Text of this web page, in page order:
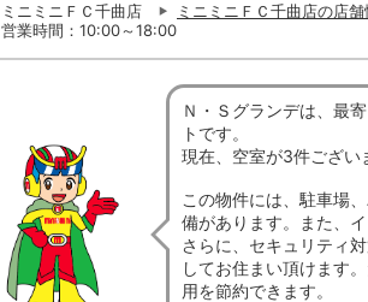
ミニミニＦＣ千曲店
ミニミニＦＣ千曲店の店舗
営業時間：10:00～18:00
Ｎ・Ｓグランデは、最
トです。
現在、空室が3件ござい
この物件には、駐車場
備があります。また、
さらに、セキュリティ
してお住まい頂けます
用を節約できます。